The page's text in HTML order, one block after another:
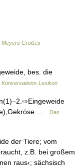
Meyers Großes
bes. die
Konversations-Lexikon
…
Das
der Tiere; vom
z.B. bei großem
raus‹; sächsisch